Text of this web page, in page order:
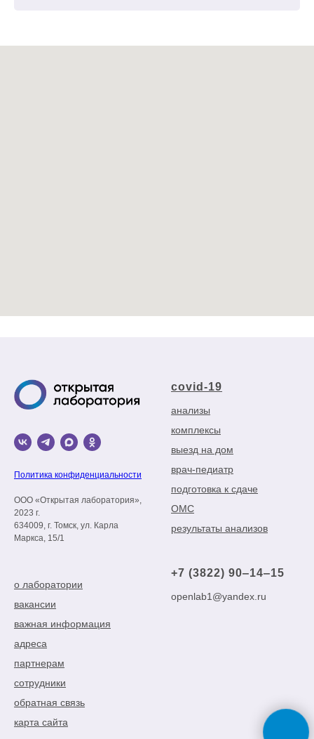
Политика конфиденциальности
ООО «Открытая лаборатория»,
2023 г.
634009, г. Томск, ул. Карла
Маркса, 15/1
covid-19
анализы
комплексы
выезд на дом
врач-педиатр
подготовка к сдаче
ОМС
результаты анализов
о лаборатории
вакансии
важная информация
адреса
партнерам
сотрудники
обратная связь
карта сайта
+7 (3822) 90‒14‒15
openlab1@yandex.ru